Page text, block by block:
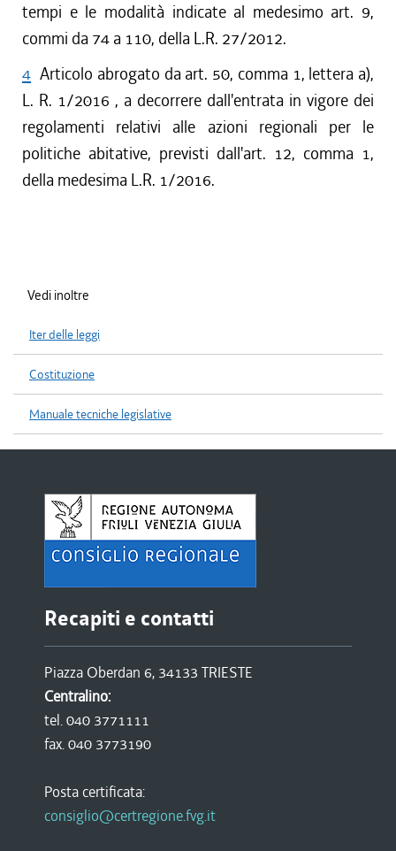
tempi e le modalità indicate al medesimo art. 9,
commi da 74 a 110, della L.R. 27/2012.
4 Articolo abrogato da art. 50, comma 1, lettera a),
L. R. 1/2016 , a decorrere dall'entrata in vigore dei
regolamenti relativi alle azioni regionali per le
politiche abitative, previsti dall'art. 12, comma 1,
della medesima L.R. 1/2016.
Vedi inoltre
Iter delle leggi
Costituzione
Manuale tecniche legislative
Recapiti e contatti
Piazza Oberdan 6, 34133 TRIESTE
Centralino:
tel. 040 3771111
fax. 040 3773190
Posta certificata:
consiglio@certregione.fvg.it